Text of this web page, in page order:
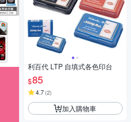
利百代 LTP 自填式各色印台
$85
4.7(2)
加入購物車